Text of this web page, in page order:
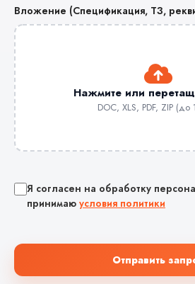
Вложение (Спецификация, ТЗ,
Нажмите или
DOC, XLS, PDF, ZIP
Я согласен на обработку
принимаю условия политики
Отправить